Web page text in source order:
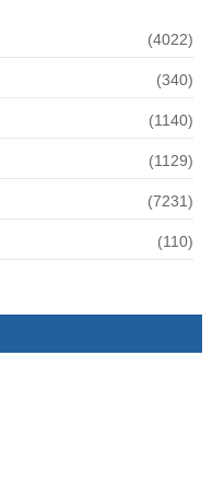
(4022)
(340)
(1140)
(1129)
(7231)
(110)